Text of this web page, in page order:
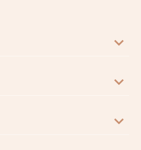


